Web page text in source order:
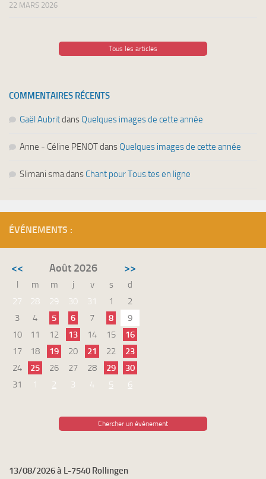
22 MARS 2026
Tous les articles
COMMENTAIRES RÉCENTS
Gaël Aubritdans Quelques images de cette année
Anne - Céline PENOTdans Quelques images de cette année
Slimani smadans Chant pour Tous.tes en ligne
ÉVÉNEMENTS :
<< Août 2026 >>
l m m j v s
d
27
28 29 30 31 1
2
3
4 5 6 7 8
9
10
11 12 13 14 15
16
17
18 19 20 21 22
23
24
25 26 27 28 29
30
31
1 2 3 4 5 6
Chercher un événement
13/08/2026 à L-7540 Rollingen